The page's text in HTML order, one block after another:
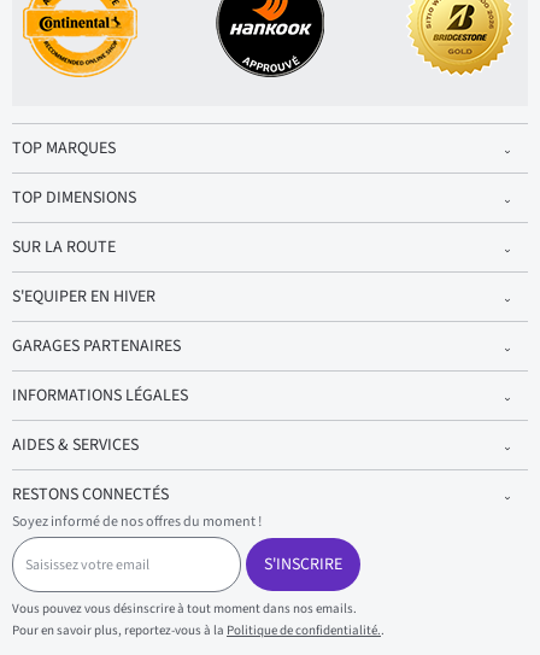
TOP MARQUES
TOP DIMENSIONS
SUR LA ROUTE
S'EQUIPER EN HIVER
GARAGES PARTENAIRES
INFORMATIONS LÉGALES
AIDES & SERVICES
RESTONS CONNECTÉS
Soyez informé de nos offres du moment !
S
a
i
s
i
s
S'INSCRIRE
Vous pouvez vous désinscrire à tout moment dans nos emails.
Pour en savoir plus, reportez-vous à la Politique de confidentialité..